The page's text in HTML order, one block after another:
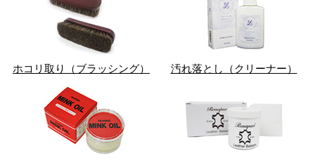
ホコリ取り（ブラッシング） 汚れ落とし（クリーナー）